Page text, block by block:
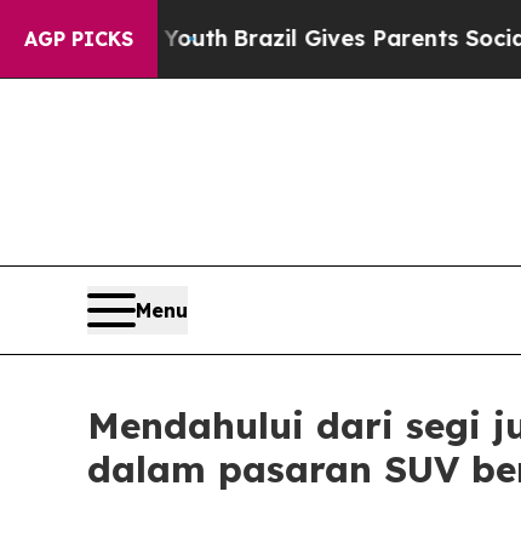
AGP PICKS
Gives Parents Social Media Controls for
Menu
Mendahului dari segi
dalam pasaran SUV